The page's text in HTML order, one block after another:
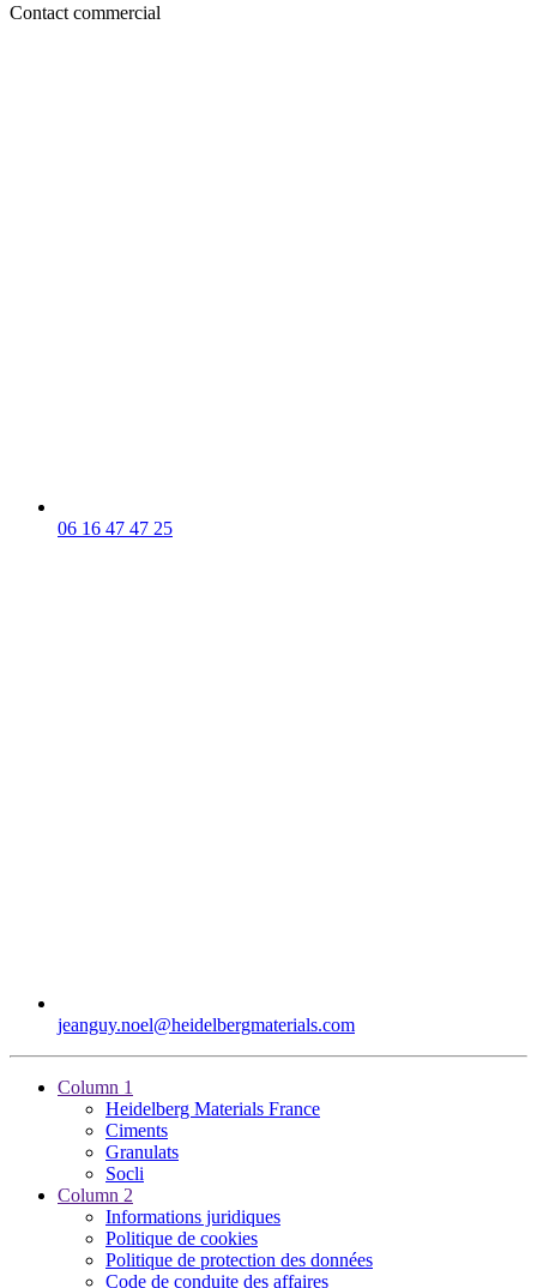
Contact commercial
06 16 47 47 25
jeanguy.noel​@heidelbergmaterials.com
Column 1
Heidelberg Materials France
Ciments
Granulats
Socli
Column 2
Informations juridiques
Politique de cookies
Politique de protection des données
Code de conduite des affaires